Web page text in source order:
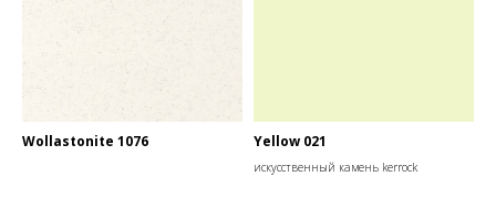
Wollastonite 1076 Yellow 021
искусственный камень kerrock